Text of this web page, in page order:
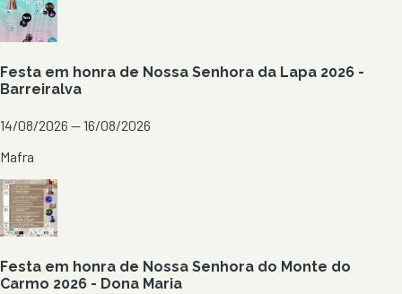
Festa em honra de Nossa Senhora da Lapa 2026 -
Barreiralva
14/08/2026 — 16/08/2026
Mafra
Festa em honra de Nossa Senhora do Monte do
Carmo 2026 - Dona Maria